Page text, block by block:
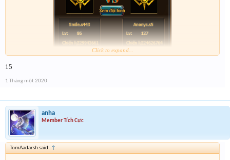
Click to expand...
15
1 Tháng một 2020
anha
Member Tích Cực
TomAadarsh said: ↑